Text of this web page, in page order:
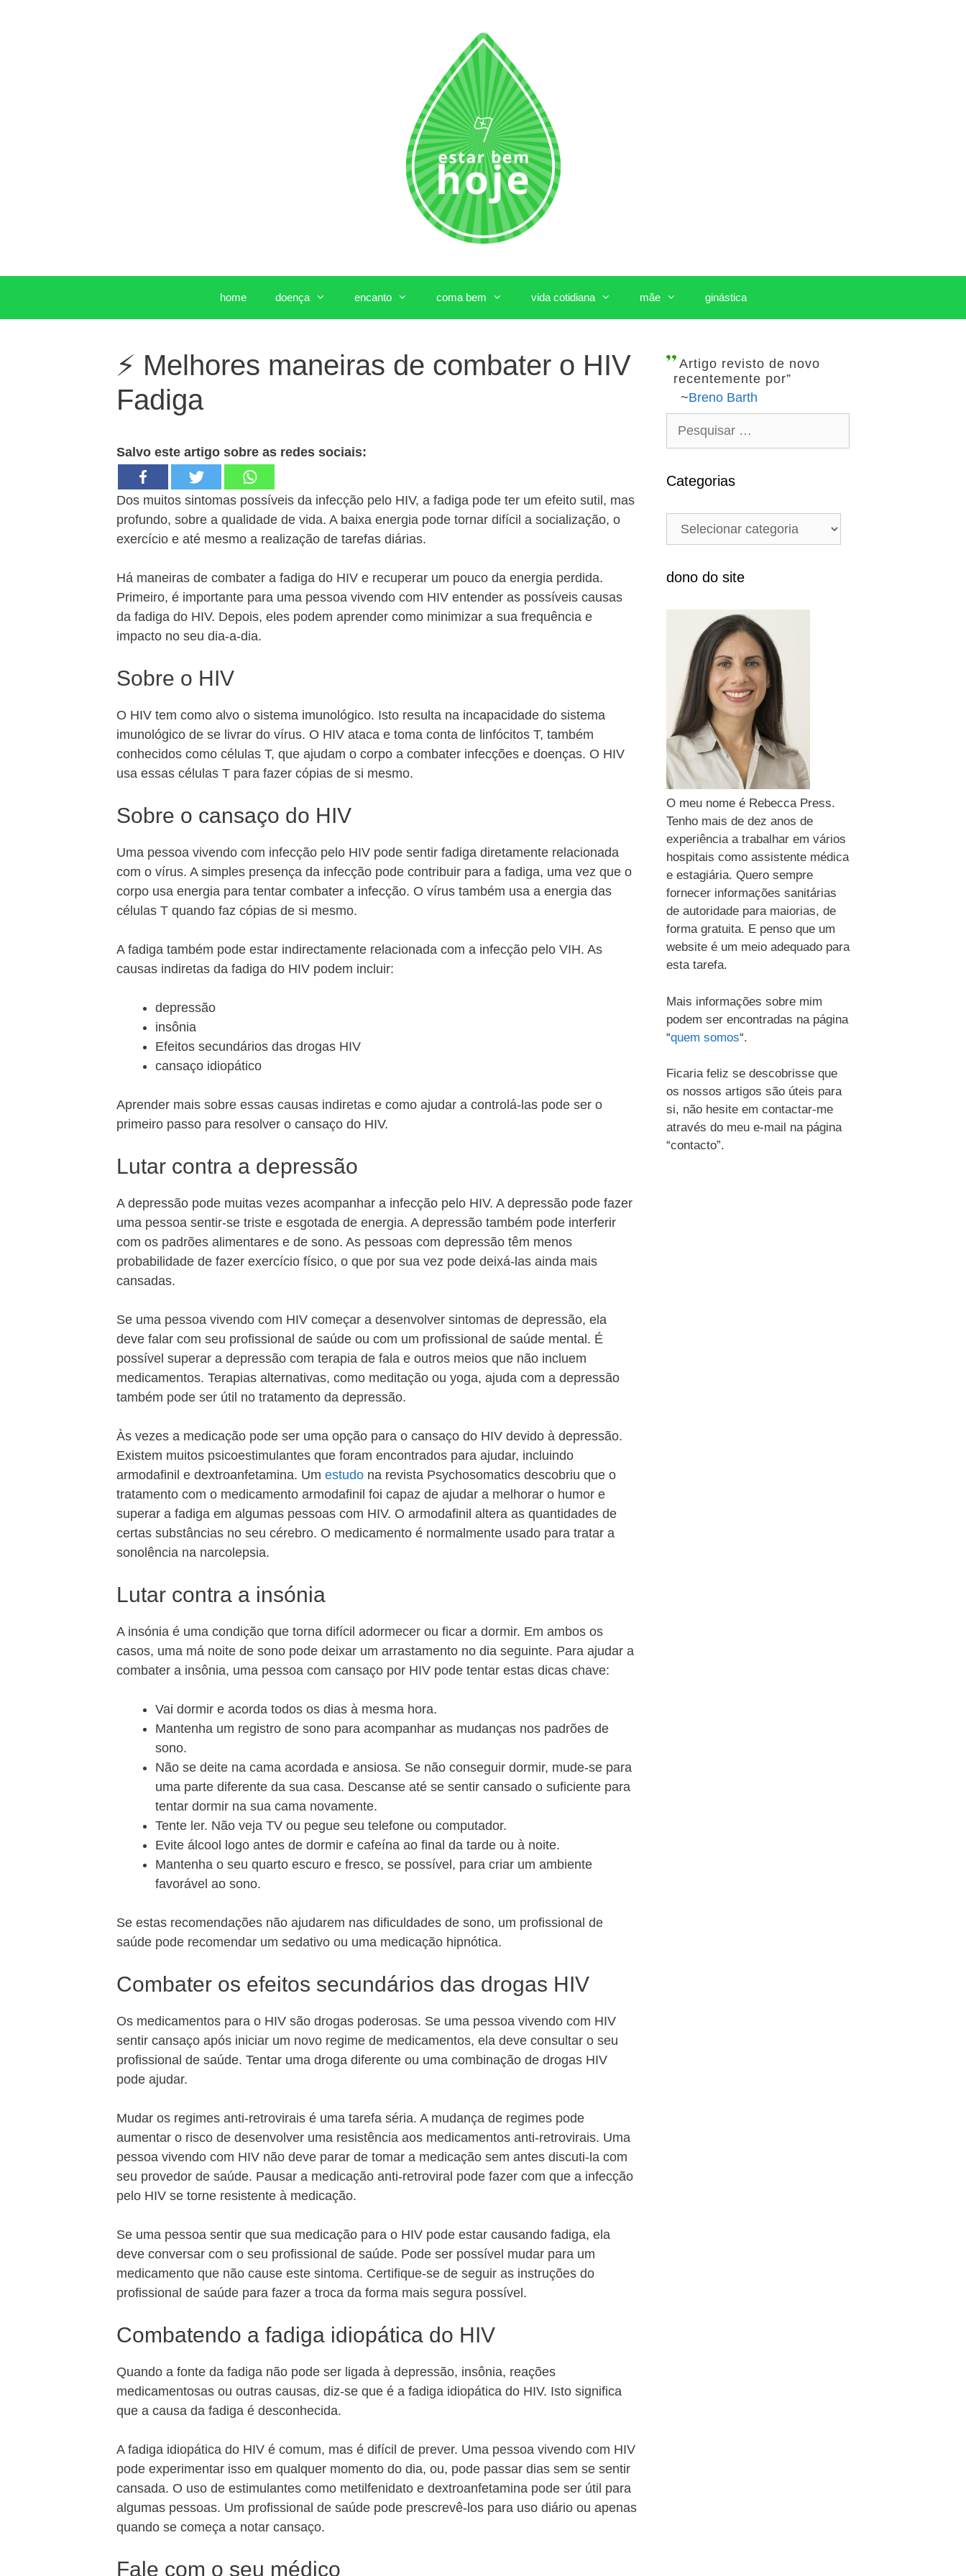
home doença encanto coma bem vida cotidiana mãe ginástica
⚡ Melhores maneiras de combater o HIV
Fadiga
Salvo este artigo sobre as redes sociais:
Dos muitos sintomas possíveis da infecção pelo HIV, a fadiga pode ter um efeito sutil, mas
profundo, sobre a qualidade de vida. A baixa energia pode tornar difícil a socialização, o
exercício e até mesmo a realização de tarefas diárias.
Há maneiras de combater a fadiga do HIV e recuperar um pouco da energia perdida.
Primeiro, é importante para uma pessoa vivendo com HIV entender as possíveis causas
da fadiga do HIV. Depois, eles podem aprender como minimizar a sua frequência e
impacto no seu dia-a-dia.
Sobre o HIV
O HIV tem como alvo o sistema imunológico. Isto resulta na incapacidade do sistema
imunológico de se livrar do vírus. O HIV ataca e toma conta de linfócitos T, também
conhecidos como células T, que ajudam o corpo a combater infecções e doenças. O HIV
usa essas células T para fazer cópias de si mesmo.
Sobre o cansaço do HIV
Uma pessoa vivendo com infecção pelo HIV pode sentir fadiga diretamente relacionada
com o vírus. A simples presença da infecção pode contribuir para a fadiga, uma vez que o
corpo usa energia para tentar combater a infecção. O vírus também usa a energia das
células T quando faz cópias de si mesmo.
A fadiga também pode estar indirectamente relacionada com a infecção pelo VIH. As
causas indiretas da fadiga do HIV podem incluir:
depressão
insônia
Efeitos secundários das drogas HIV
cansaço idiopático
Aprender mais sobre essas causas indiretas e como ajudar a controlá-las pode ser o
primeiro passo para resolver o cansaço do HIV.
Lutar contra a depressão
A depressão pode muitas vezes acompanhar a infecção pelo HIV. A depressão pode fazer
uma pessoa sentir-se triste e esgotada de energia. A depressão também pode interferir
com os padrões alimentares e de sono. As pessoas com depressão têm menos
probabilidade de fazer exercício físico, o que por sua vez pode deixá-las ainda mais
cansadas.
Se uma pessoa vivendo com HIV começar a desenvolver sintomas de depressão, ela
deve falar com seu profissional de saúde ou com um profissional de saúde mental. É
possível superar a depressão com terapia de fala e outros meios que não incluem
medicamentos. Terapias alternativas, como meditação ou yoga, ajuda com a depressão
também pode ser útil no tratamento da depressão.
Às vezes a medicação pode ser uma opção para o cansaço do HIV devido à depressão.
Existem muitos psicoestimulantes que foram encontrados para ajudar, incluindo
armodafinil e dextroanfetamina. Um estudo na revista Psychosomatics descobriu que o
tratamento com o medicamento armodafinil foi capaz de ajudar a melhorar o humor e
superar a fadiga em algumas pessoas com HIV. O armodafinil altera as quantidades de
certas substâncias no seu cérebro. O medicamento é normalmente usado para tratar a
sonolência na narcolepsia.
Lutar contra a insónia
A insónia é uma condição que torna difícil adormecer ou ficar a dormir. Em ambos os
casos, uma má noite de sono pode deixar um arrastamento no dia seguinte. Para ajudar a
combater a insônia, uma pessoa com cansaço por HIV pode tentar estas dicas chave:
Vai dormir e acorda todos os dias à mesma hora.
Mantenha um registro de sono para acompanhar as mudanças nos padrões de
sono.
Não se deite na cama acordada e ansiosa. Se não conseguir dormir, mude-se para
uma parte diferente da sua casa. Descanse até se sentir cansado o suficiente para
tentar dormir na sua cama novamente.
Tente ler. Não veja TV ou pegue seu telefone ou computador.
Evite álcool logo antes de dormir e cafeína ao final da tarde ou à noite.
Mantenha o seu quarto escuro e fresco, se possível, para criar um ambiente
favorável ao sono.
Se estas recomendações não ajudarem nas dificuldades de sono, um profissional de
saúde pode recomendar um sedativo ou uma medicação hipnótica.
Combater os efeitos secundários das drogas HIV
Os medicamentos para o HIV são drogas poderosas. Se uma pessoa vivendo com HIV
sentir cansaço após iniciar um novo regime de medicamentos, ela deve consultar o seu
profissional de saúde. Tentar uma droga diferente ou uma combinação de drogas HIV
pode ajudar.
Mudar os regimes anti-retrovirais é uma tarefa séria. A mudança de regimes pode
aumentar o risco de desenvolver uma resistência aos medicamentos anti-retrovirais. Uma
pessoa vivendo com HIV não deve parar de tomar a medicação sem antes discuti-la com
seu provedor de saúde. Pausar a medicação anti-retroviral pode fazer com que a infecção
pelo HIV se torne resistente à medicação.
Se uma pessoa sentir que sua medicação para o HIV pode estar causando fadiga, ela
deve conversar com o seu profissional de saúde. Pode ser possível mudar para um
medicamento que não cause este sintoma. Certifique-se de seguir as instruções do
profissional de saúde para fazer a troca da forma mais segura possível.
Combatendo a fadiga idiopática do HIV
Quando a fonte da fadiga não pode ser ligada à depressão, insônia, reações
medicamentosas ou outras causas, diz-se que é a fadiga idiopática do HIV. Isto significa
que a causa da fadiga é desconhecida.
A fadiga idiopática do HIV é comum, mas é difícil de prever. Uma pessoa vivendo com HIV
pode experimentar isso em qualquer momento do dia, ou, pode passar dias sem se sentir
cansada. O uso de estimulantes como metilfenidato e dextroanfetamina pode ser útil para
algumas pessoas. Um profissional de saúde pode prescrevê-los para uso diário ou apenas
quando se começa a notar cansaço.
Fale com o seu médico
Artigo revisto de novo
recentemente por”
~Breno Barth
q
i
a
p
Categorias
e
o
dono do site
O meu nome é Rebecca Press.
Tenho mais de dez anos de
experiência a trabalhar em vários
hospitais como assistente médica
e estagiária. Quero sempre
fornecer informações sanitárias
de autoridade para maiorias, de
forma gratuita. E penso que um
website é um meio adequado para
esta tarefa.
Mais informações sobre mim
podem ser encontradas na página
“quem somos“.
Ficaria feliz se descobrisse que
os nossos artigos são úteis para
si, não hesite em contactar-me
através do meu e-mail na página
“contacto”.